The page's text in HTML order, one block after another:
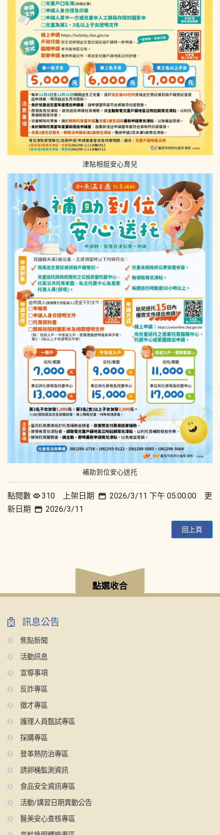
津貼相挺安心育兒
補助到位安心送托
點閱數 310 上架日期
2026/3/11 下午 05:00:00 更
新日期
2026/3/11
回上頁
點選收合
訊息公告
焦點新聞
活動訊息
宣導事項
反詐專區
徵才專區
護理人員甄試專區
採購專區
登革熱防治專區
誘卵桶監測資訊
食品安全資訊專區
活動/講習日期異動公告
醫美安心查核專區